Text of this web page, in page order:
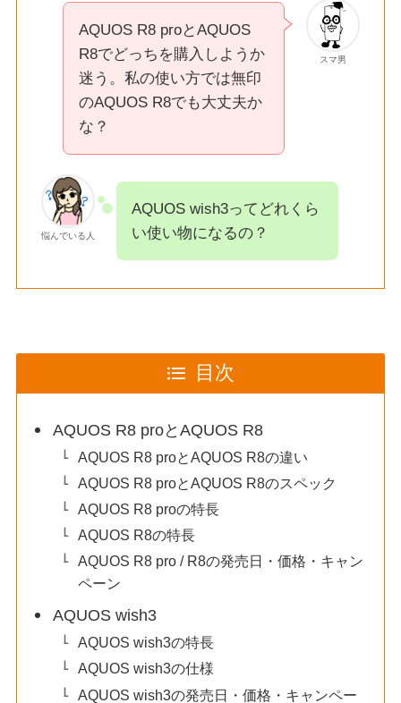
スマ男
AQUOS R8 proとAQUOS
R8でどっちを購入しようか
迷う。私の使い方では無印
のAQUOS R8でも大丈夫か
な？
悩んでいる人
AQUOS wish3ってどれくら
い使い物になるの？
目次
AQUOS R8 proとAQUOS R8
AQUOS R8 proとAQUOS R8の違い
AQUOS R8 proとAQUOS R8のスペック
AQUOS R8 proの特長
AQUOS R8の特長
AQUOS R8 pro / R8の発売日・価格・キャン
ペーン
AQUOS wish3
AQUOS wish3の特長
AQUOS wish3の仕様
AQUOS wish3の発売日・価格・キャンペー